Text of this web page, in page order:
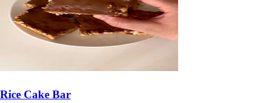
Rice Cake Bar